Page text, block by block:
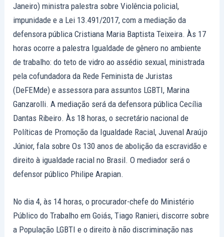
Janeiro) ministra palestra sobre Violência policial,
impunidade e a Lei 13.491/2017, com a mediação da
defensora pública Cristiana Maria Baptista Teixeira. Às 17
horas ocorre a palestra Igualdade de gênero no ambiente
de trabalho: do teto de vidro ao assédio sexual, ministrada
pela cofundadora da Rede Feminista de Juristas
(DeFEMde) e assessora para assuntos LGBTI, Marina
Ganzarolli. A mediação será da defensora pública Cecília
Dantas Ribeiro. Às 18 horas, o secretário nacional de
Políticas de Promoção da Igualdade Racial, Juvenal Araújo
Júnior, fala sobre Os 130 anos de abolição da escravidão e
direito à igualdade racial no Brasil. O mediador será o
defensor público Philipe Arapian.
No dia 4, às 14 horas, o procurador-chefe do Ministério
Público do Trabalho em Goiás, Tiago Ranieri, discorre sobre
a População LGBTI e o direito à não discriminação nas